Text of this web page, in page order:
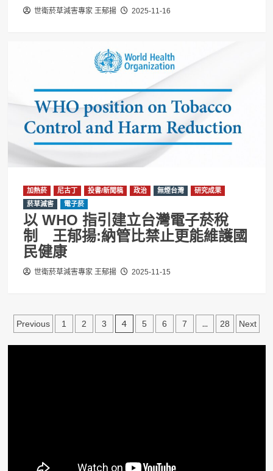
世衛菸草減害專家 王郁揚 2025-11-16
加熱菸 尼古丁 投書/新聞稿 政治 無煙台灣
研究成果
菸草減害
電子菸
以 WHO 指引建立台灣電子菸稅
制 王郁揚:納管比禁止更能維護國
民健康
世衛菸草減害專家 王郁揚 2025-11-15
文
章
Previous 1 2 3 4 5 6 7 ... 28 Next